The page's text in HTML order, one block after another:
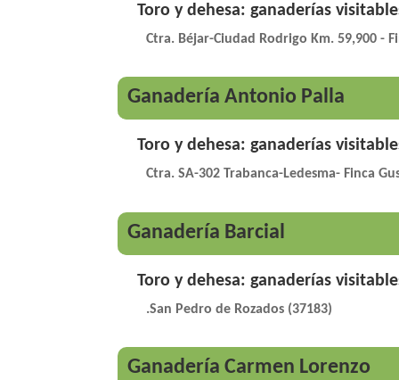
Toro y dehesa: ganaderías
Ctra. Béjar-Ciudad Rodrigo Km. 59,900 -
Ganadería Antonio Palla
Toro y dehesa: ganaderías
Ctra. SA-302 Trabanca-Ledesma- Finca
Ganadería Barcial
Toro y dehesa: ganaderías
.San Pedro de Rozados (37183)
Ganadería Carmen Lorenzo